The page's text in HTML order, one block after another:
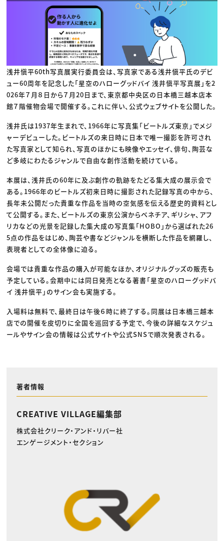
浅井愼平60th写真展実行委員会は、写真家である浅井愼平氏のデビ
ュー60周年を記念した「星空のハローグッドバイ 浅井愼平写真展」を2
026年７月８日から７月20日まで、東京都中央区の日本橋三越本店本
館７階催物会場で開催する。これに伴い、公式ウェブサイトを公開した。
浅井氏は1937年生まれで、1966年に写真集「ビートルズ東京」でメジ
ャーデビューした。ビートルズの来日時に日本で唯一撮影を許可され
た写真家として知られ、写真のほかにも映像やエッセイ、俳句、陶芸な
ど多岐にわたるジャンルで自由な創作活動を続けている。
本展は、浅井氏の60年に及ぶ創作の軌跡をたどる集大成の展示会で
ある。1966年のビートルズ初来日時に撮影された記録写真の中から、
長年未公開だった貴重な作品を当時の空気感を伝える歴史的資料とし
て公開する。また、ビートルズの東京公演からベネチア、ギリシャ、アフ
リカなどの光景を記録した集大成の写真集「HOBO」から選ばれた26
5点の作品をはじめ、陶芸や書などジャンルを横断した作品を網羅し、
表現者としての全体像に迫る。
会場では貴重な作品の購入が可能なほか、オリジナルグッズの販売も
予定している。会期中には同日発売となる著書「星空のハローグッドバ
イ 浅井愼平」のサイン会も実施する。
入場料は無料で、最終日は午後６時に終了する。同展は日本橋三越本
店での開催を皮切りに全国を巡回する予定で、今後の詳細なスケジュ
ールやサイン会の情報は公式サイトや公式SNSで順次発表される。
著者情報
CREATIVE VILLAGE編集部
株式会社クリーク・アンド・リバー社
エンゲージメント・セクション